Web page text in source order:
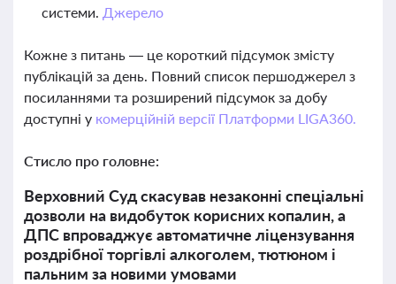
системи. Джерело
Кожне з питань — це короткий підсумок змісту
публікацій за день. Повний список першоджерел з
посиланнями та розширений підсумок за добу
доступні у комерційній версії Платформи LIGA360.
Стисло про головне:
Верховний Суд скасував незаконні спеціальні
дозволи на видобуток корисних копалин, а
ДПС впроваджує автоматичне ліцензування
роздрібної торгівлі алкоголем, тютюном і
пальним за новими умовами